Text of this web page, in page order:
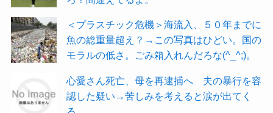
＜プラスチック危機＞海流入、５０年までに
魚の総重量超え？→この写真はひどい。国の
モラルの低さ。ごみ箱入れんだろな(^_^;)。
心愛さん死亡、母を再逮捕へ 夫の暴行を容
認した疑い→苦しみを考えると涙が出てく